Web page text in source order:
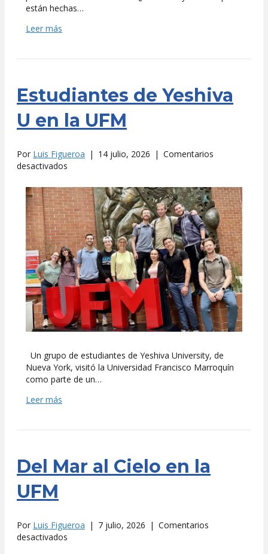
están hechas…
Leer más
Estudiantes de Yeshiva
U en la UFM
Por Luis Figueroa | 14 julio, 2026 | Comentarios
desactivados
de
Yeshiva
U
en
la
UFM
Un grupo de estudiantes de Yeshiva University, de
Nueva York, visitó la Universidad Francisco Marroquín
como parte de un…
Leer más
Del Mar al Cielo en la
UFM
Por Luis Figueroa | 7 julio, 2026 | Comentarios
desactivados